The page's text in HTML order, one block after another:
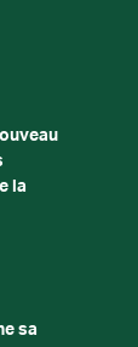
la
sa